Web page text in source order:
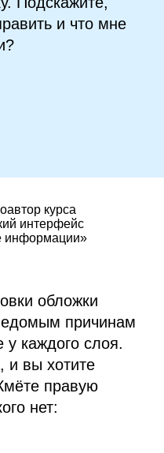
и что мне
курса
интерфейс
информации»
обложки
причинам
у каждого слоя.
и вы хотите
правую
нет: